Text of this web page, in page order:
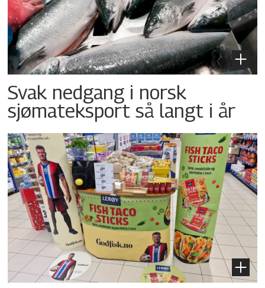
Svak nedgang i norsk
sjømateksport så langt i år